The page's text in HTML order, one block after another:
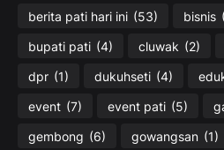
berita pati hari ini (53) bisnis
bupati pati (4) cluwak (2)
dpr (1) dukuhseti (4)
event (7) event pati (5)
gembong (6) gowangsan (1)